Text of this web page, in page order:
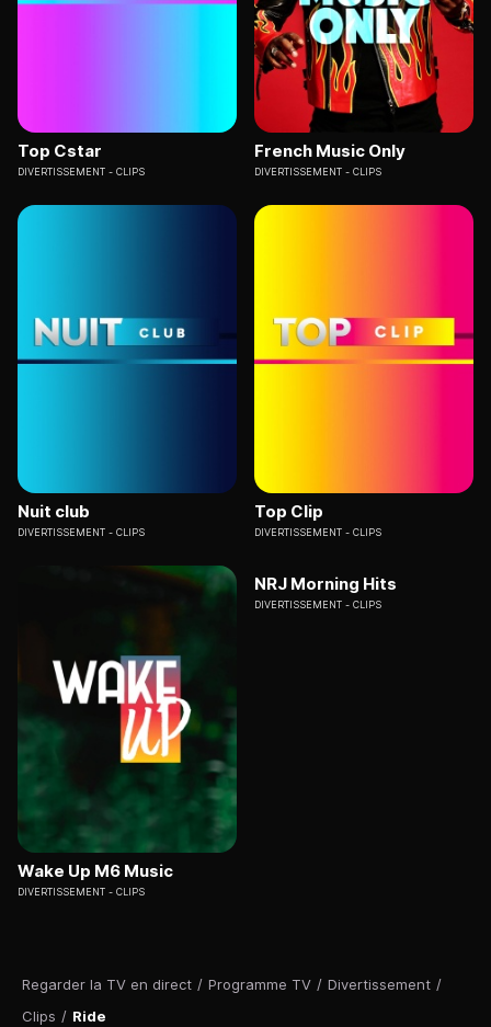
Regarder la TV en direct / Programme TV / Divertissement /
Clips / Ride
Top Cstar
DIVERTISSEMENT CLIPS
French Music Only
DIVERTISSEMENT CLIPS
Nuit club
DIVERTISSEMENT CLIPS
Top Clip
DIVERTISSEMENT CLIPS
Wake Up M6 Music
DIVERTISSEMENT CLIPS
NRJ Morning Hits
DIVERTISSEMENT CLIPS